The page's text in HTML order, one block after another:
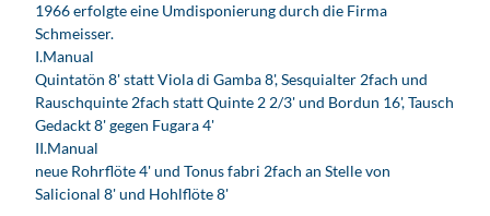
c
h
-
O
r
g
e
l
i
1966 erfolgte eine Umdisponierung durch die Firma
Schmeisser.
I.Manual
Quintatön 8' statt Viola di Gamba 8', Sesquialter 2fach und
Rauschquinte 2fach statt Quinte 2 2/3' und Bordun 16', Tausch
Gedackt 8' gegen Fugara 4'
II.Manual
neue Rohrflöte 4' und Tonus fabri 2fach an Stelle von
Salicional 8' und Hohlflöte 8'